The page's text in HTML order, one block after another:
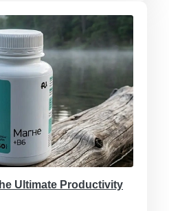
Ultimate Productivity